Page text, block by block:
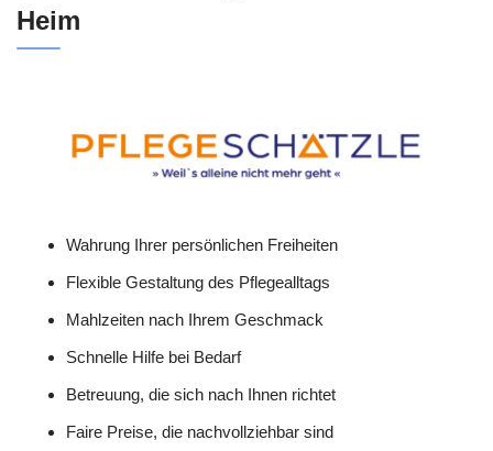
Heim
Wahrung Ihrer persönlichen Freiheiten
Flexible Gestaltung des Pflegealltags
Mahlzeiten nach Ihrem Geschmack
Schnelle Hilfe bei Bedarf
Betreuung, die sich nach Ihnen richtet
Faire Preise, die nachvollziehbar sind